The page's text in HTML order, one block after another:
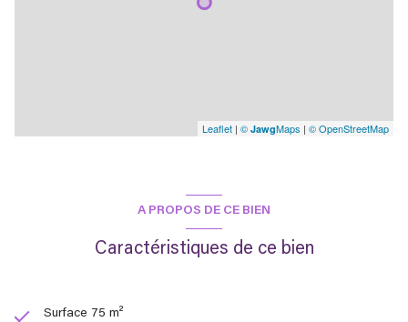
Leaflet | © JawgMaps | © OpenStreetMap
A PROPOS DE CE BIEN
Caractéristiques de ce bien
Surface 75 m²